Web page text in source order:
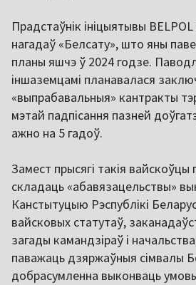
Прадстаўнік ініцыятывы BELPOL
нагадаў «Белсату», што яны
планы яшчэ ў 2024 годзе.
іншаземцамі планавалася
«выпрабавальныя» кантракты
мэтай падпісання пазней
ажно на 5 гадоў.
Замест прысягі такія вайскоўцы
складаць «абавязацельствы»
Канстытуцыю Рэспублікі
вайсковых статутаў,
загады камандзіраў і
паважаць дзяржаўныя сімвалы
добрасумленна выконваць